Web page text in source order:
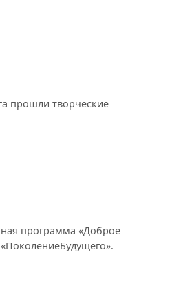
прошли творческие
программа «Доброе